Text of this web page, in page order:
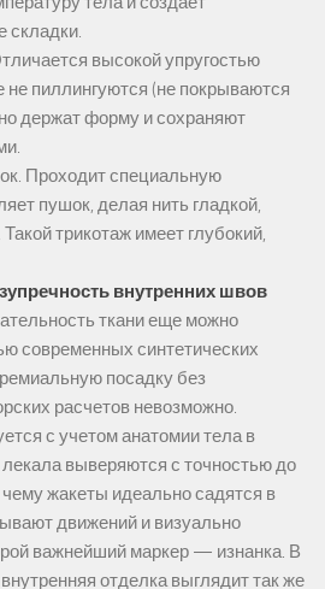
складки.
высокой упругостью
не пиллингуются (не покрываются
держат форму и сохраняют
Проходит специальную
пушок, делая нить гладкой,
трикотаж имеет глубокий,
внутренних швов
ткани еще можно
современных синтетических
посадку без
расчетов невозможно.
с учетом анатомии тела в
выверяются с точностью до
жакеты идеально садятся в
движений и визуально
важнейший маркер — изнанка. В
отделка выглядит так же